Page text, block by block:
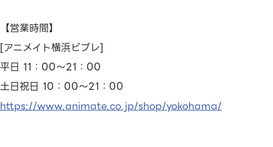
【営業時間】
[アニメイト横浜ビブレ]
平日 11：00～21：00
土日祝日 10：00～21：00
https://www.animate.co.jp/shop/yokohama/